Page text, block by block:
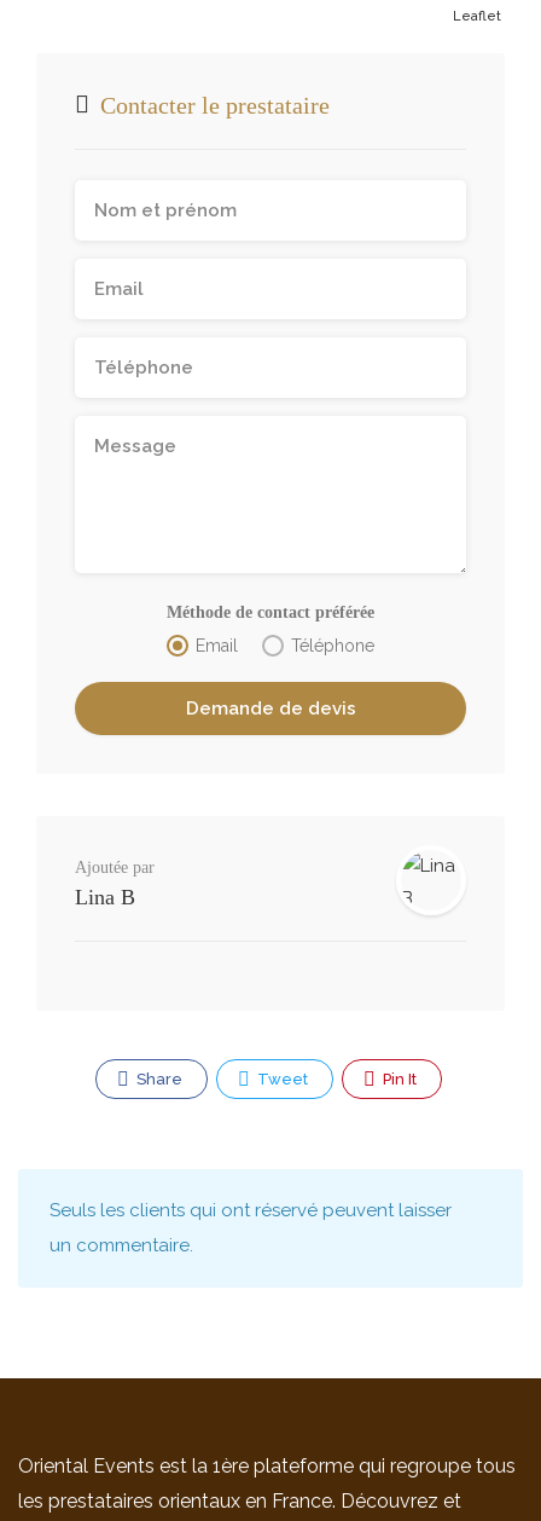
Leaflet
Contacter le prestataire
Méthode de contact préférée
Email Téléphone
Ajoutée par
Lina B
Share Tweet Pin It
Seuls les clients qui ont réservé peuvent laisser
un commentaire.
Oriental Events est la 1ère plateforme qui regroupe tous
les prestataires orientaux en France. Découvrez et